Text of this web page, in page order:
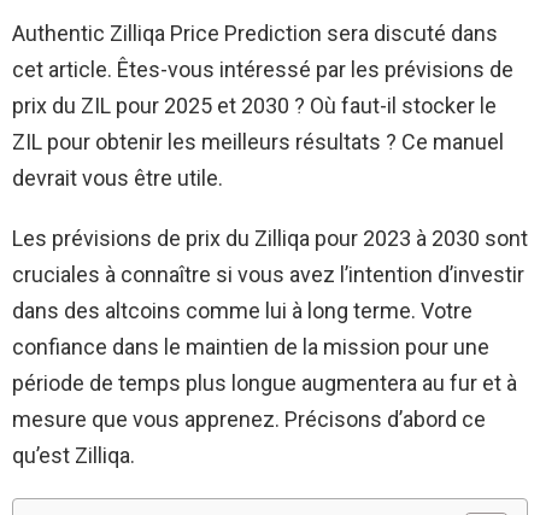
Authentic Zilliqa Price Prediction sera discuté dans
cet article. Êtes-vous intéressé par les prévisions de
prix du ZIL pour 2025 et 2030 ? Où faut-il stocker le
ZIL pour obtenir les meilleurs résultats ? Ce manuel
devrait vous être utile.
Les prévisions de prix du Zilliqa pour 2023 à 2030 sont
cruciales à connaître si vous avez l’intention d’investir
dans des altcoins comme lui à long terme. Votre
confiance dans le maintien de la mission pour une
période de temps plus longue augmentera au fur et à
mesure que vous apprenez. Précisons d’abord ce
qu’est Zilliqa.